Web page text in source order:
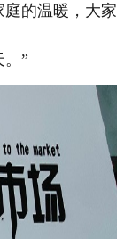
的温暖，大家
”